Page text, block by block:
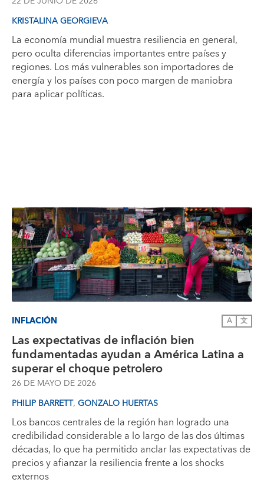
KRISTALINA GEORGIEVA
La economía mundial muestra resiliencia en general,
pero oculta diferencias importantes entre países y
regiones. Los más vulnerables son importadores de
energía y los países con poco margen de maniobra
para aplicar políticas.
INFLACIÓN A 文
Las expectativas de inflación bien
fundamentadas ayudan a América Latina a
superar el choque petrolero
26 DE MAYO DE 2026
PHILIP BARRETT, GONZALO HUERTAS
Los bancos centrales de la región han logrado una
credibilidad considerable a lo largo de las dos últimas
décadas, lo que ha permitido anclar las expectativas de
precios y afianzar la resiliencia frente a los shocks
externos